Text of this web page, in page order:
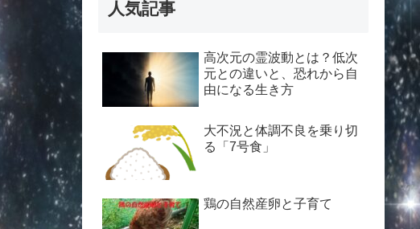
人気記事
高次元の霊波動とは？低次
元との違いと、恐れから自
由になる生き方
大不況と体調不良を乗り切
る「7号食」
鶏の自然産卵と子育て